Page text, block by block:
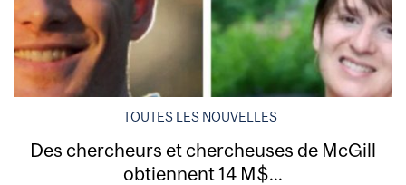
TOUTES LES NOUVELLES
Des chercheurs et chercheuses de McGill
obtiennent 14 M$...